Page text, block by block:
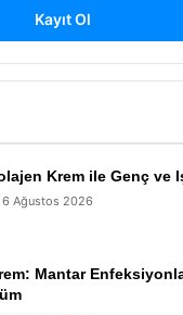
Kayıt Ol
Krem ile Genç ve
6 Ağustos 2026
Mantar